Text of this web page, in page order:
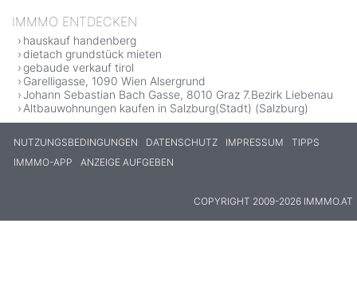
IMMMO ENTDECKEN
hauskauf handenberg
dietach grundstück mieten
gebaude verkauf tirol
Garelligasse, 1090 Wien Alsergrund
Johann Sebastian Bach Gasse, 8010 Graz 7.Bezirk Liebenau
Altbauwohnungen kaufen in Salzburg(Stadt) (Salzburg)
NUTZUNGSBEDINGUNGEN DATENSCHUTZ IMPRESSUM
TIPPS
IMMMO-APP
ANZEIGE AUFGEBEN
COPYRIGHT 2009-2026 IMMMO.AT